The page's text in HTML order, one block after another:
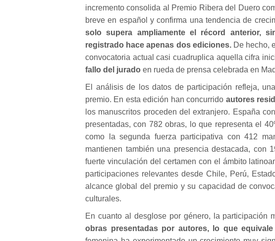
incremento consolida al Premio Ribera del Duero
breve en español y confirma una tendencia de
solo supera ampliamente el récord anterior,
registrado hace apenas dos ediciones. De hecho,
convocatoria actual casi cuadruplica aquella cifra
fallo del jurado en rueda de prensa celebrada en
El análisis de los datos de participación refleja,
premio. En esta edición han concurrido autores
los manuscritos proceden del extranjero. España
presentadas, con 782 obras, lo que representa el
como la segunda fuerza participativa con 412
mantienen también una presencia destacada, con
fuerte vinculación del certamen con el ámbito
participaciones relevantes desde Chile, Perú,
alcance global del premio y su capacidad de
culturales.
En cuanto al desglose por género, la participación
obras presentadas por autores, lo que